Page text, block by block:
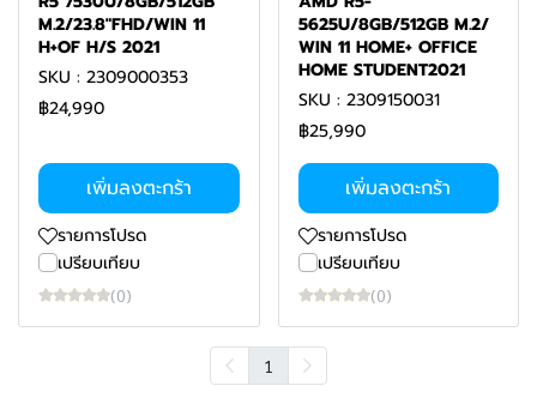
M.2/23.8"FHD/WIN 11
H+OF H/S 2021
SKU : 2309000353
฿24,990
เพิ่มลงตะกร้า
รายการโปรด
เปรียบเทียบ
(0)
5625U/8GB/512GB M.2/
WIN 11 HOME+ OFFICE
HOME STUDENT2021
SKU : 2309150031
฿25,990
เพิ่มลงตะกร้า
รายการโปรด
เปรียบเทียบ
(0)
1